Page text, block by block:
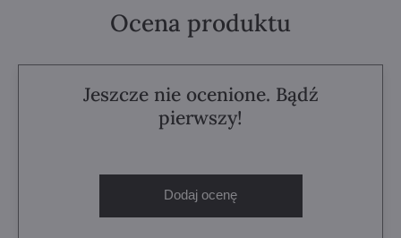
Ocena produktu
Jeszcze nie ocenione. Bądź
pierwszy!
Dodaj ocenę